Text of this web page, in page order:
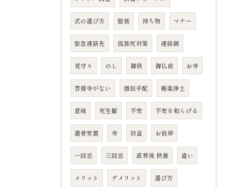
式の選び方 服装 持ち物 マナー
緊急連絡先 孤独死対策 連絡網
見守り のし 御供 御仏前 お寺
菩提寺がない 僧侶手配 極楽浄土
意味 死生観 不安 不安を和らげる
遺骨安置 寺 初盆 お彼岸
一回忌 三回忌 直葬後 供養 違い
メリット デメリット 選び方